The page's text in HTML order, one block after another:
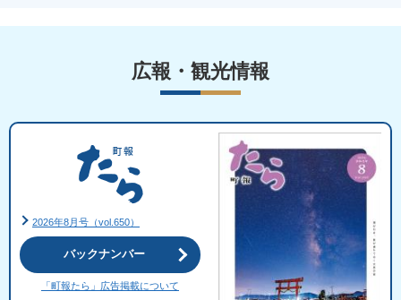
広報・観光情報
2026年8月号（vol.650）
バックナンバー
「町報たら」広告掲載について